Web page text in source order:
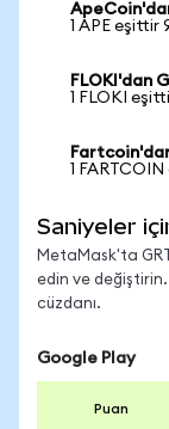
1 APE eşittir
FLOKI'dan
1 FLOKI
1
Saniyeler
MetaMask'ta
edin ve
cüzdanı.
Google Play
Puan